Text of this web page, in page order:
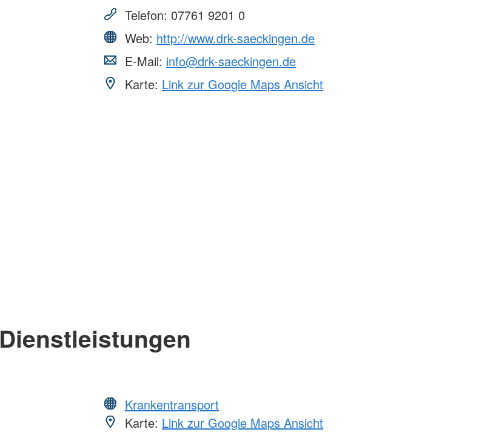
Telefon: 07761 9201 0
Web: http://www.drk-saeckingen.de
E-Mail: info@drk-saeckingen.de
Karte: Link zur Google Maps Ansicht
Dienstleistungen
Krankentransport
Karte: Link zur Google Maps Ansicht